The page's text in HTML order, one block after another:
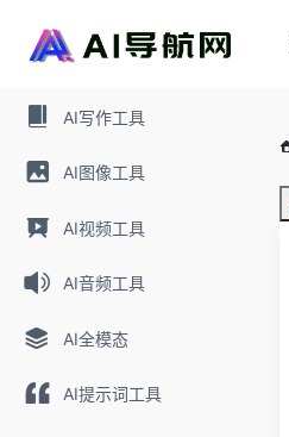
AI写作工具
AI图像工具
AI视频工具
AI音频工具
AI全模态
AI提示词工具